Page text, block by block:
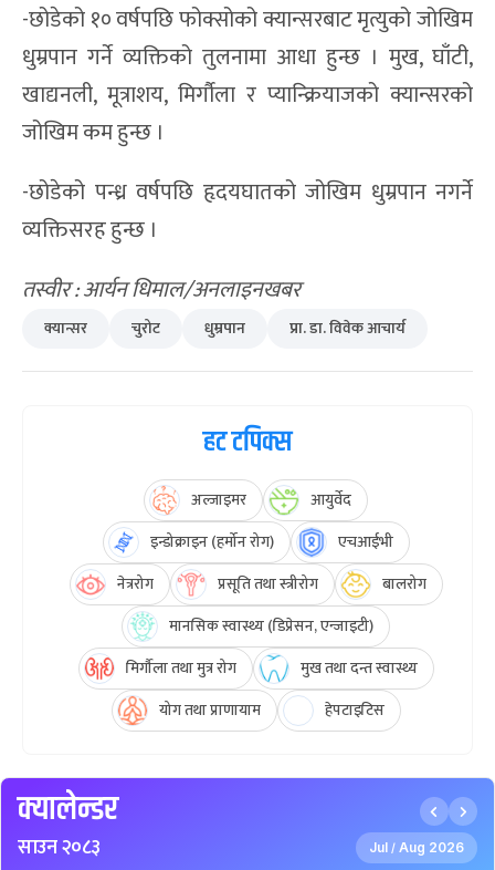
-छोडेको १० वर्षपछि फोक्सोको क्यान्सरबाट मृत्युको जोखिम
धुम्रपान गर्ने व्यक्तिको तुलनामा आधा हुन्छ । मुख, घाँटी,
खाद्यनली, मूत्राशय, मिर्गौला र प्यान्क्रियाजको क्यान्सरको
जोखिम कम हुन्छ ।
-छोडेको पन्ध्र वर्षपछि हृदयघातको जोखिम धुम्रपान नगर्ने
व्यक्तिसरह हुन्छ ।
तस्वीर : आर्यन धिमाल/अनलाइनखबर
क्यान्सर चुरोट धुम्रपान प्रा. डा. विवेक आचार्य
हट टपिक्स
अल्जाइमर
आयुर्वेद
इन्डोक्राइन (हर्मोन रोग)
एचआईभी
नेत्ररोग
प्रसूति तथा स्त्रीरोग
बालरोग
मानसिक स्वास्थ्य (डिप्रेसन, एन्जाइटी)
मिर्गौला तथा मुत्र रोग
मुख तथा दन्त स्वास्थ्य
योग तथा प्राणायाम
हेपटाइटिस
क्यालेन्डर
साउन २०८३ Jul / Aug 2026